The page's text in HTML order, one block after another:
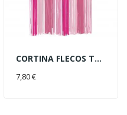
CORTINA FLECOS TONOS ROSA 2X1M
7,80 €